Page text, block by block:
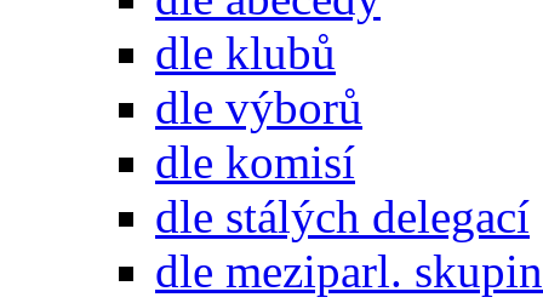
dle klubů
dle výborů
dle komisí
dle stálých delegací
dle meziparl. skupin